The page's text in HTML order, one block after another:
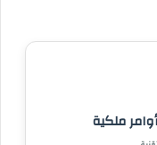
ملكية